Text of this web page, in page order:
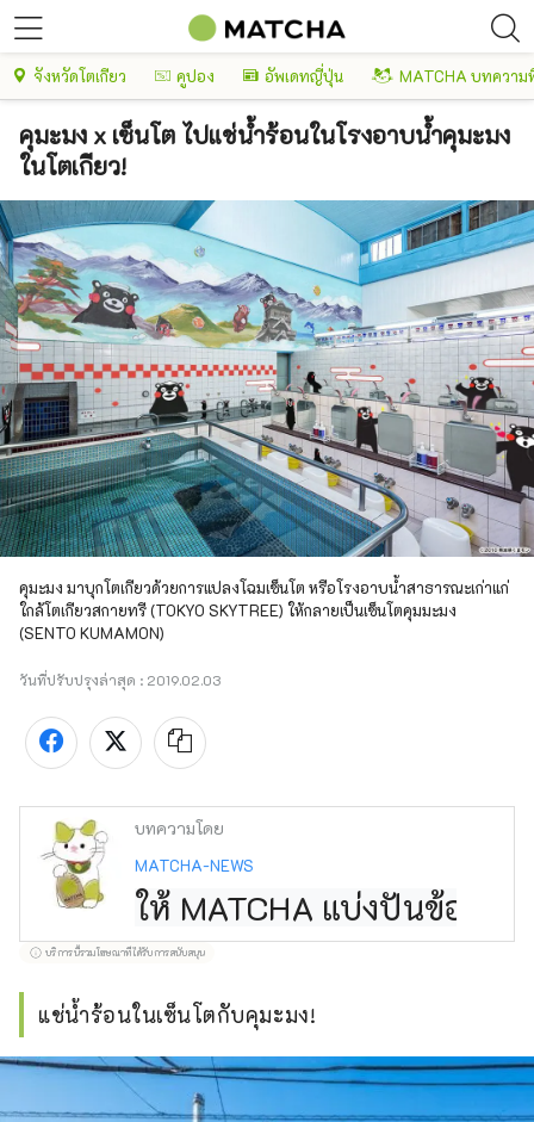
จังหวัดโตเกียว คูปอง อัพเดทญี่ปุ่น MATCHA บทความ
คุมะมง x เซ็นโต ไปแช่น้ำร้อนในโรงอาบน้ำคุมะมง
ในโตเกียว!
คุมะมง มาบุกโตเกียวด้วยการแปลงโฉมเซ็นโต หรือโรงอาบน้ำสาธารณะเก่าแก่
ใกล้โตเกียวสกายทรี (TOKYO SKYTREE) ให้กลายเป็นเซ็นโตคุมมะมง
(SENTO KUMAMON)
วันที่ปรับปรุงล่าสุด : 2019.02.03
บทความโดย
MATCHA-NEWS
ให้ MATCHA แบ่งปันข้อมู
บริการนี้รวมโฆษณาที่ได้รับการสนับสนุน
แช่น้ำร้อนในเซ็นโตกับคุมะมง!